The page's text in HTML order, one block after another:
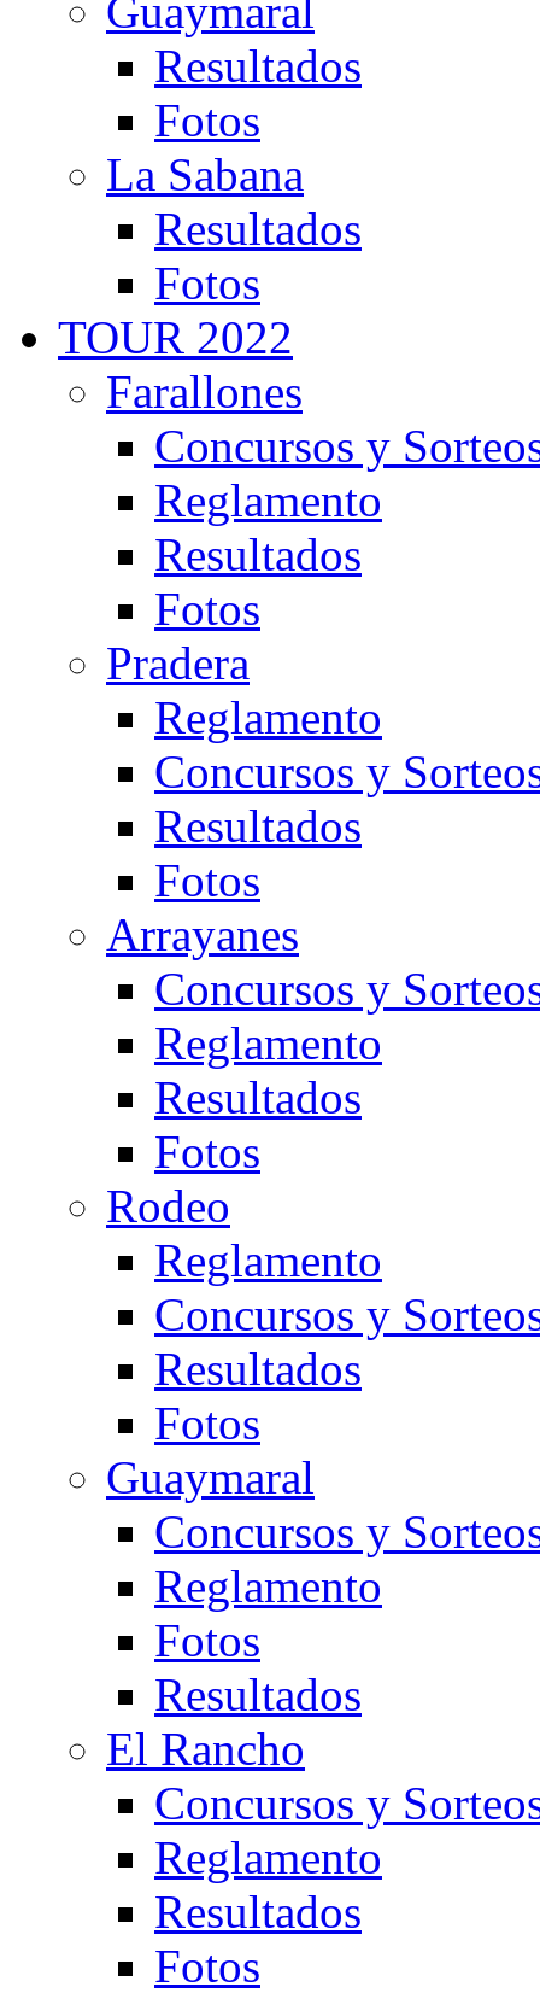
Guaymaral
Resultados
Fotos
La Sabana
Resultados
Fotos
TOUR 2022
Farallones
Concursos y
Reglamento
Resultados
Fotos
Pradera
Reglamento
Concursos y
Resultados
Fotos
Arrayanes
Concursos y
Reglamento
Resultados
Fotos
Rodeo
Reglamento
Concursos y
Resultados
Fotos
Guaymaral
Concursos y
Reglamento
Fotos
Resultados
El Rancho
Concursos y
Reglamento
Resultados
Fotos